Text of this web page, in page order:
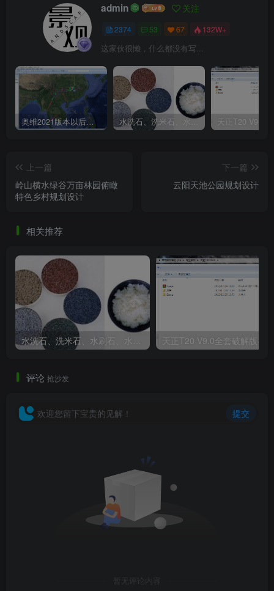
户外露营亲子娱乐美丽乡村发展规划方案设计.png
户外露营亲子娱乐美丽乡村发展规划方案设计.png
户外露营亲子娱乐美丽乡村发展规划方案设计.png
admin 关注
2374 53 67 132W+
这家伙很懒，什么都没有写...
奥维2021版本以后不能用谷歌地图？最新解决办法苹果安卓电脑 水洗石、洗米石、水刷石、水磨石、胶粘石傻傻分不清楚
上一篇
岭山横水绿谷万亩林园俯瞰
特色乡村规划设计
下一篇
云阳天池公园规划设计
相关推荐
评论 抢沙发
欢迎您留下宝贵的见解！ 提交
暂无评论内容